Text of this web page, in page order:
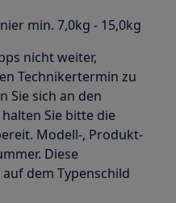
min. 7,0kg - 15,0kg
nicht weiter,
Technikertermin zu
Sie sich an den
Sie bitte die
Modell-, Produkt-
Diese
dem Typenschild